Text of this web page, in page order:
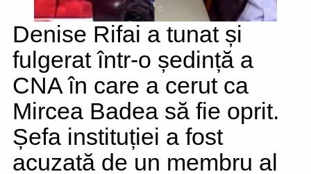
Denise Rifai a tunat și
fulgerat într-o ședință a
CNA în care a cerut ca
Mircea Badea să fie oprit.
Șefa instituției a fost
acuzată de un membru al